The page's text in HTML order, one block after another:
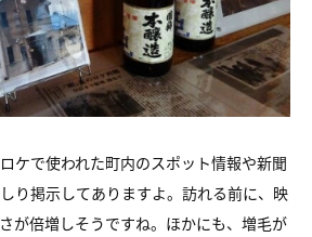
ケで使われた町内のスポット情報や新聞
り掲示してありますよ。訪れる前に、映
が倍増しそうですね。ほかにも、増毛が